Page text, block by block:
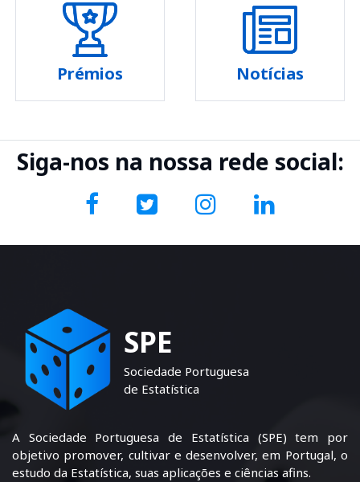
Prémios Notícias
Siga-nos na nossa rede social:
SPE
Sociedade Portuguesa
de Estatística
A Sociedade Portuguesa de Estatística (SPE) tem por
objetivo promover, cultivar e desenvolver, em Portugal, o
estudo da Estatística, suas aplicações e ciências afins.